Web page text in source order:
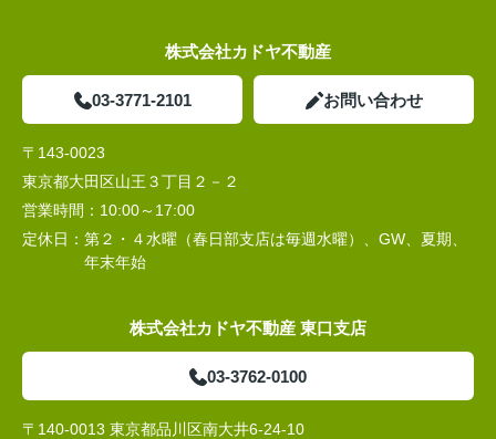
株式会社カドヤ不動産
03-3771-2101 お問い合わせ
〒143-0023
東京都大田区山王３丁目２－２
営業時間： 10:00～17:00
定休日： 第２・４水曜（春日部支店は毎週水曜）、GW、夏期、
年末年始
株式会社カドヤ不動産 東口支店
03-3762-0100
〒140-0013 東京都品川区南大井6-24-10